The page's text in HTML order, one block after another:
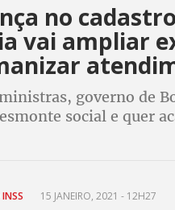
no
vai ampliar
governo de
social e quer
15 JANEIRO, 2021 - 12H27